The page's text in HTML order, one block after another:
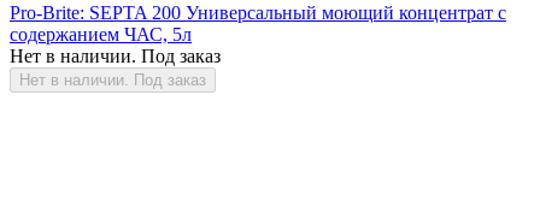
Pro-Brite: SEPTA 200 Универсальный моющий концентрат с
содержанием ЧАС, 5л
Нет в наличии. Под заказ
Нет в наличии. Под заказ